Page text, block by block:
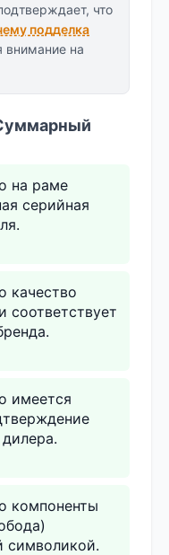
что
подделка
внимание на
на раме
серийная
качество
соответствует
имеется
компоненты
символикой.